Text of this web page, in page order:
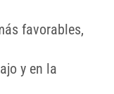
favorables,
y en la